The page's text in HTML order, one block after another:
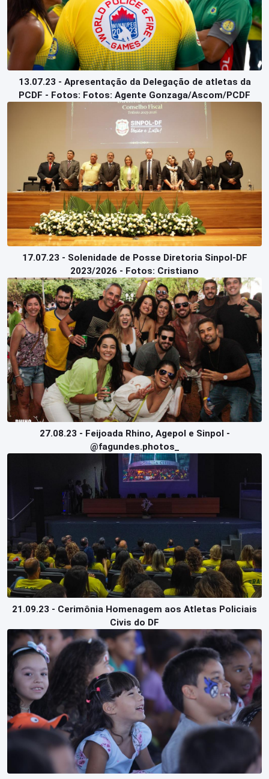
13.07.23 - Apresentação da Delegação de atletas da
PCDF - Fotos: Fotos: Agente Gonzaga/Ascom/PCDF
17.07.23 - Solenidade de Posse Diretoria Sinpol-DF
2023/2026 - Fotos: Cristiano
27.08.23 - Feijoada Rhino, Agepol e Sinpol -
@fagundes.photos_
21.09.23 - Cerimônia Homenagem aos Atletas Policiais
Civis do DF